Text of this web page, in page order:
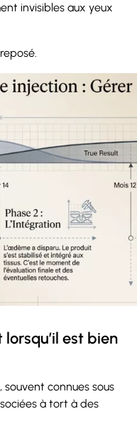
invisibles aux yeux
est bien
connues sous
à tort à des